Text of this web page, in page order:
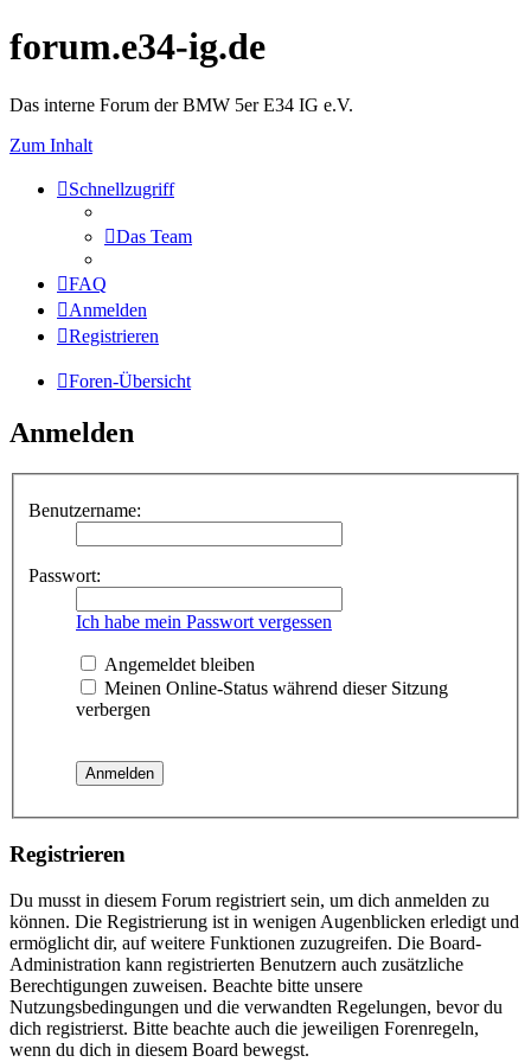
forum.e34-ig.de
Das interne Forum der BMW 5er E34 IG e.V.
Zum Inhalt
Schnellzugriff
Das Team
FAQ
Anmelden
Registrieren
Foren-Übersicht
Anmelden
Benutzername:
Passwort:
Ich habe mein Passwort vergessen
Angemeldet bleiben
Meinen Online-Status während dieser Sitzung
verbergen
Registrieren
Du musst in diesem Forum registriert sein, um dich anmelden zu
können. Die Registrierung ist in wenigen Augenblicken erledigt und
ermöglicht dir, auf weitere Funktionen zuzugreifen. Die Board-
Administration kann registrierten Benutzern auch zusätzliche
Berechtigungen zuweisen. Beachte bitte unsere
Nutzungsbedingungen und die verwandten Regelungen, bevor du
dich registrierst. Bitte beachte auch die jeweiligen Forenregeln,
wenn du dich in diesem Board bewegst.